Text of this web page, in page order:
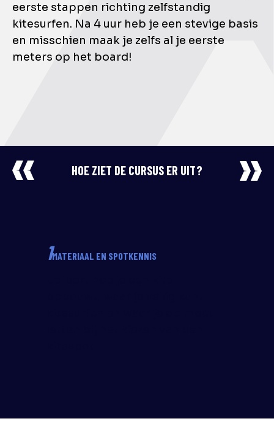
eerste stappen richting zelfstandig
kitesurfen. Na 4 uur heb je een stevige basis
en misschien maak je zelfs al je eerste
meters op het board!
HOE ZIET DE CURSUS ER UIT?
1MATERIAAL EN SPOTKENNIS